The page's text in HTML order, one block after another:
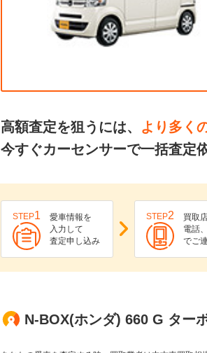
高額査定を狙うには、 より多く
今すぐカーセンサーで一括査定
STEP1
愛車情報を
入力して
査定申し込み
STEP2
買取
電話
でご
N-BOX(ホンダ) 660 G ター